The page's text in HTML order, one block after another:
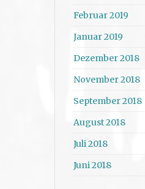
Februar 2019
Januar 2019
Dezember 2018
November 2018
September 2018
August 2018
Juli 2018
Juni 2018